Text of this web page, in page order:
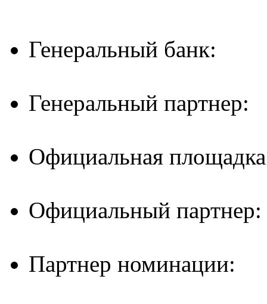
Генеральный банк:
Генеральный партнер:
Официальная
Официальный партнер:
Партнер номинации: